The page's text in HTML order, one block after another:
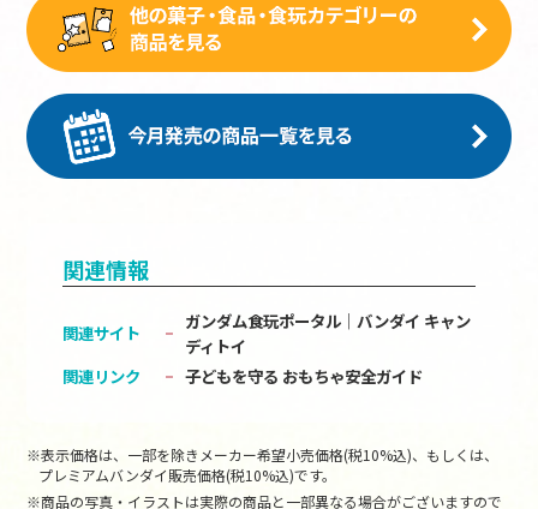
関連情報
関連サイト
ガンダム食玩ポータル│バンダイ キャン
ディトイ
関連リンク
子どもを守る おもちゃ安全ガイド
※表示価格は、一部を除きメーカー希望小売価格(税10%込)、もしくは、
プレミアムバンダイ販売価格(税10%込)です。
※商品の写真・イラストは実際の商品と一部異なる場合がございますので